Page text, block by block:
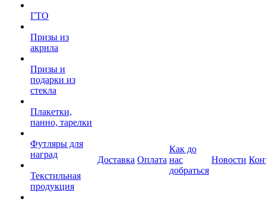
ГТО
Призы из
акрила
Призы и
подарки из
стекла
Плакетки,
панно, тарелки
Футляры для
наград
Текстильная
продукция
Доставка Оплата
Как до
нас
добраться
Новости